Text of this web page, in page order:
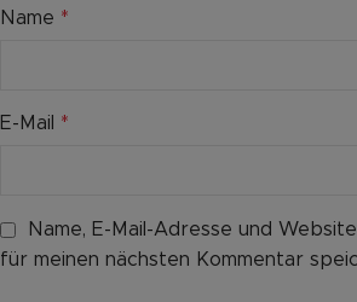
Name *
E-Mail *
Name, E-Mail-Adresse und
für meinen nächsten Kommentar